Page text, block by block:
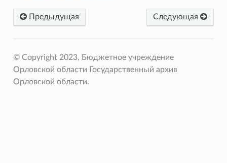
Предыдущая Следующая
© Copyright 2023, Бюджетное учреждение
Орловской области Государственный архив
Орловской области.